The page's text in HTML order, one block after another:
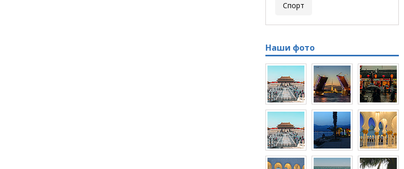
Спорт
Наши фото